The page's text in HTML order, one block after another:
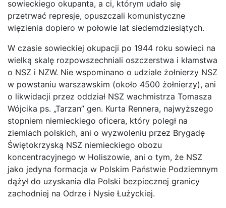
sowieckiego okupanta, a ci, którym udało się
przetrwać represje, opuszczali komunistyczne
więzienia dopiero w połowie lat siedemdziesiątych.
W czasie sowieckiej okupacji po 1944 roku sowieci na
wielką skalę rozpowszechniali oszczerstwa i kłamstwa
o NSZ i NZW. Nie wspominano o udziale żołnierzy NSZ
w powstaniu warszawskim (około 4500 żołnierzy), ani
o likwidacji przez oddział NSZ wachmistrza Tomasza
Wójcika ps. „Tarzan” gen. Kurta Rennera, najwyższego
stopniem niemieckiego oficera, który poległ na
ziemiach polskich, ani o wyzwoleniu przez Brygadę
Świętokrzyską NSZ niemieckiego obozu
koncentracyjnego w Holiszowie, ani o tym, że NSZ
jako jedyna formacja w Polskim Państwie Podziemnym
dążył do uzyskania dla Polski bezpiecznej granicy
zachodniej na Odrze i Nysie Łużyckiej.